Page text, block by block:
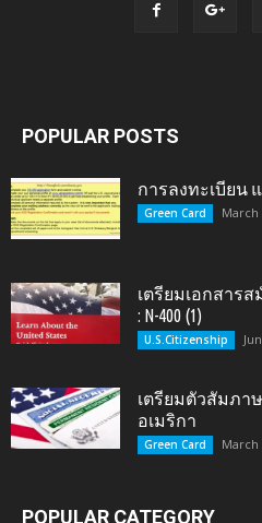
POPULAR POSTS
การลงทะเบียน
Green Card March
เตรียมเอกสารส
: N-400 (1)
U.S.Citizenship
เตรียมตัวสัมภาษ
อเมริกา
Green Card March
POPULAR CATEGORY